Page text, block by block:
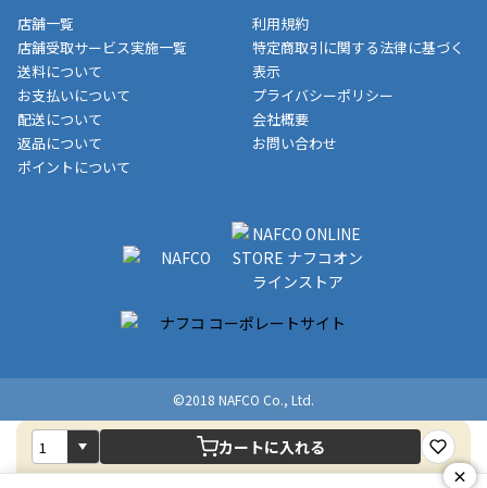
カートに入れる
■商品によっては一部決済方法が使用できない場合がございま
す。
メーカー直送品など一部商品については、その他商品との購入に
制限がかかる場合がございます。また発送日についても、通常と
異なる場合がございます。対象商品の説明ページをご確認くださ
い。
■店舗受取をご選択いただいた場合
ご注文が確認出来次第、お受取される店舗在庫を使用してご準備
をさせていただきます。店舗に在庫がない場合は店舗よりお取り
いただく場合がございます。店舗準備でのお渡しとなる為、商品
のみの受け渡しとなります。（箱や納品書は付属しておりませ
ん）店舗で準備が出来次第、メールにてご連絡させていただきま
店舗一覧
店舗受取サービス実施一覧
送料について
お支払いについて
配送について
返品について
ポイントについて
利用規約
特定商取引に関する法律に基づく
表示
プライバシーポリシー
会社概要
お問い合わせ
©2018 NAFCO Co., Ltd.
×